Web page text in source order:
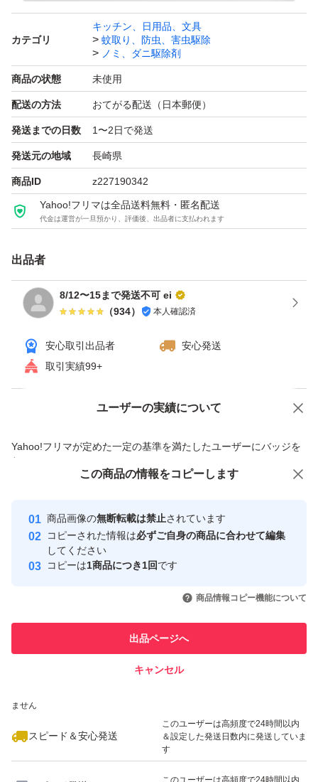
カテゴリ
キッチン、日用品、文具
蚊取り、防虫、害虫駆除
ノミ、ダニ駆除剤
商品の状態 未使用
配送の方法 おてがる配送（日本郵便）
発送までの日数 1〜2日で発送
発送元の地域 長崎県
商品ID z227190342
Yahoo!フリマは全品送料無料・匿名配送
代金は運営が一旦預かり、評価後、出品者に支払われます
出品者
8/12〜15まで発送不可 ei
（934） 本人確認済
安心取引出品者
安心発送
取引実績99+
ユーザーの実績について
Yahoo!フリマが定めた一定の基準を満たしたユーザーにバッジを
付与しています
安心取引出品者
心・安全なユーザーです
取引実績
引を完了させた実績があります
での取引実績があります
ません
スピード＆安心発送
このユーザーは高頻度で24時間以内
＆設定した発送日数内に発送していま
す
このユーザーは高頻度で24時間以内
価格の相談 商品への質問
この商品の情報をコピーします
商品画像の無断転載は禁止されています
コピーされた情報は必ずご自身の商品に合わせて編集
してください
コピーは1商品につき1回です
商品情報コピー機能について
出品ページへ
キャンセル
この商品をみている人にオススメ